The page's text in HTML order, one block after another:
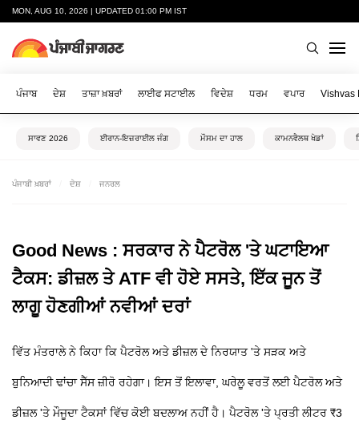
MON, AUG 10, 2026 | UPDATED 01:00 PM IST
ਪੰਜਾਬ ਦੇਸ਼ ਤਾਜ਼ਾ ਖ਼ਬਰਾਂ ਲਾਈਫ ਸਟਾਈਲ ਵਿਦੇਸ਼ ਧਰਮ ਵਪਾਰ Vishvas
ਸਾਵਣ 2026 ਈਰਾਨ-ਇਜ਼ਰਾਈਲ ਜੰਗ ਮੌਸਮ ਦਾ ਹਾਲ ਕਾਮਨਵੈਲਥ ਖੇਡਾਂ
ਪੰਜਾਬੀ ਖ਼ਬਰਾਂ ਦੇਸ਼ ਜਨਰਲ
Good News : ਸਰਕਾਰ ਨੇ ਪੈਟਰੋਲ 'ਤੇ ਘਟਾਇਆ
ਟੈਕਸ: ਡੀਜ਼ਲ ਤੇ ATF ਵੀ ਹੋਏ ਸਸਤੇ, ਇੱਕ ਜੂਨ ਤੋਂ
ਲਾਗੂ ਹੋਣਗੀਆਂ ਨਵੀਆਂ ਦਰਾਂ
ਵਿੱਤ ਮੰਤਰਾਲੇ ਨੇ ਕਿਹਾ ਕਿ ਪੈਟਰੋਲ ਅਤੇ ਡੀਜ਼ਲ ਦੇ ਨਿਰਯਾਤ 'ਤੇ ਸੜਕ ਅਤੇ
ਬੁਨਿਆਦੀ ਢਾਂਚਾ ਸੈੱਸ ਜ਼ੀਰੋ ਰਹੇਗਾ। ਇਸ ਤੋਂ ਇਲਾਵਾ, ਘਰੇਲੂ ਵਰਤੋਂ ਲਈ ਪੈਟਰੋਲ ਅਤੇ
ਡੀਜ਼ਲ 'ਤੇ ਮੌਜੂਦਾ ਟੈਕਸਾਂ ਵਿੱਚ ਕੋਈ ਬਦਲਾਅ ਨਹੀਂ ਹੈ। ਪੈਟਰੋਲ 'ਤੇ ਪ੍ਰਤੀ ਲੀਟਰ ₹3